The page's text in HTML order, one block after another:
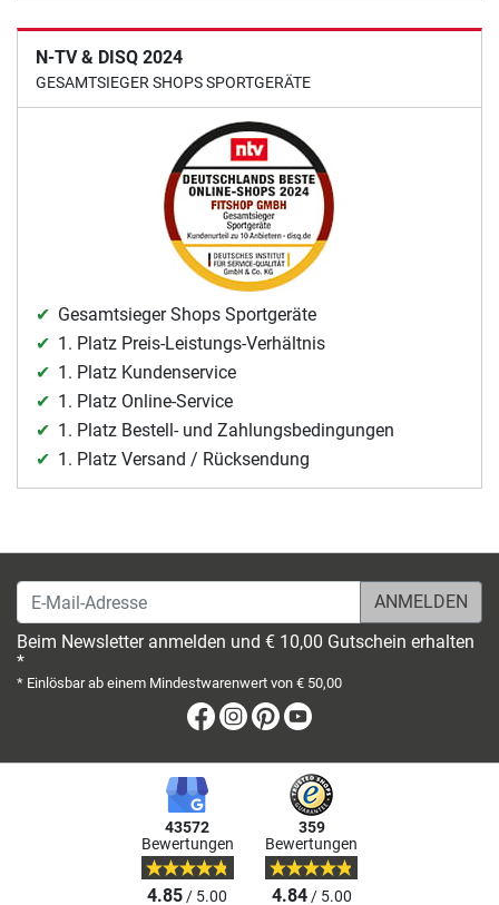
N-TV & DISQ 2024
GESAMTSIEGER SHOPS SPORTGERÄTE
Gesamtsieger Shops Sportgeräte
1. Platz Preis-Leistungs-Verhältnis
1. Platz Kundenservice
1. Platz Online-Service
1. Platz Bestell- und Zahlungsbedingungen
1. Platz Versand / Rücksendung
E-Mail-Adresse
Beim Newsletter anmelden und € 10,00 Gutschein erhalten
*
* Einlösbar ab einem Mindestwarenwert von € 50,00
Facebook
Instagram
Pinterest
43572
Bewertungen
4.85/ 5.00
359
Bewertungen
4.84/ 5.00